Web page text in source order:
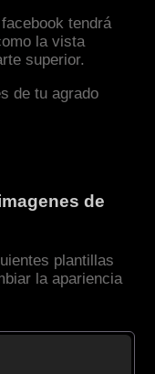
tendrá
la vista
superior.
de tu agrado
de
plantillas
la apariencia